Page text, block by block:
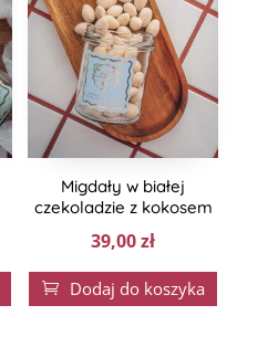
Migdały w białej
czekoladzie z kokosem
39,00zł
 Dodaj do koszyka